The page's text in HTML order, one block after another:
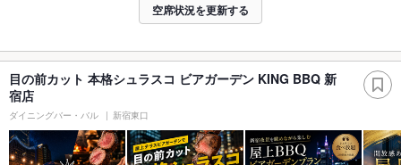
空席状況を更新する
目の前カット 本格シュラスコ ビアガーデン KING BBQ 新
宿店
ダイニングバー・バル 新宿東口